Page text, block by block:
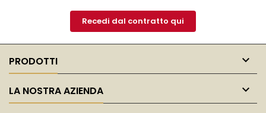
abbina facilmente a jeans o
pantaloni eleganti. Ideale
per...
coraggio e alla dedizione dei
membri del corpo...
Recedi dal contratto qui
PRODOTTI 
LA NOSTRA AZIENDA 